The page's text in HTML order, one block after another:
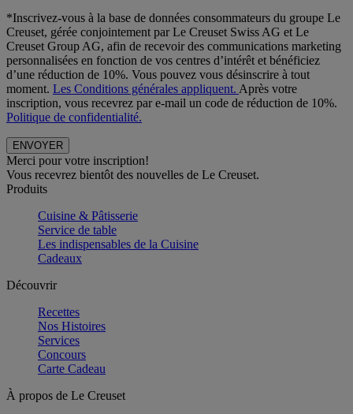
*Inscrivez-vous à la base de données consommateurs du groupe Le
Creuset, gérée conjointement par Le Creuset Swiss AG et Le
Creuset Group AG, afin de recevoir des communications marketing
personnalisées en fonction de vos centres d’intérêt et bénéficiez
d’une réduction de 10%. Vous pouvez vous désinscrire à tout
moment. Les Conditions générales appliquent. Après votre
inscription, vous recevrez par e-mail un code de réduction de 10%.
Politique de confidentialité.
Merci pour votre inscription!
Vous recevrez bientôt des nouvelles de Le Creuset.
Produits
Cuisine & Pâtisserie
Service de table
Les indispensables de la Cuisine
Cadeaux
Découvrir
Recettes
Nos Histoires
Services
Concours
Carte Cadeau
À propos de Le Creuset